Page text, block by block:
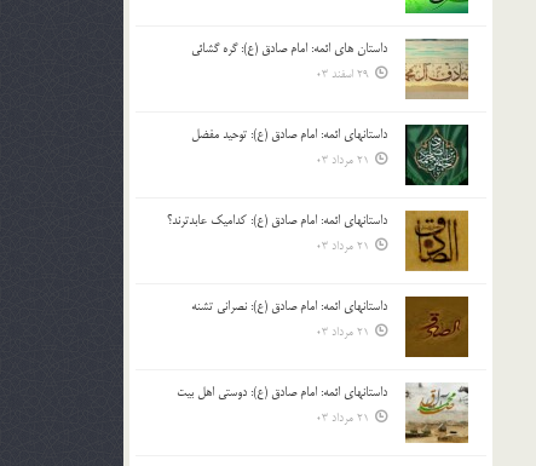
داستان های ائمه: امام صادق (ع): گره گشائی
29 اسفند 03
داستانهای ائمه: امام صادق (ع): توحید مفضل
21 مرداد 03
داستانهای ائمه: امام صادق (ع): کدامیک عابدترند؟
21 مرداد 03
داستانهای ائمه: امام صادق (ع): نصرانی تشنه
21 مرداد 03
داستانهای ائمه: امام صادق (ع): دوستی اهل بیت
21 مرداد 03